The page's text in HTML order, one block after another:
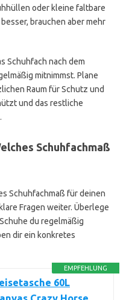
oder kleine faltbare
brauchen aber mehr
Schuhfach nach dem
mitnimmst. Plane
Raum für Schutz und
und das restliche
Schuhfachmaß
Schuhfachmaß für deinen
Fragen weiter. Überlege
du regelmäßig
dir ein konkretes
EMPFEHLUNG
60L